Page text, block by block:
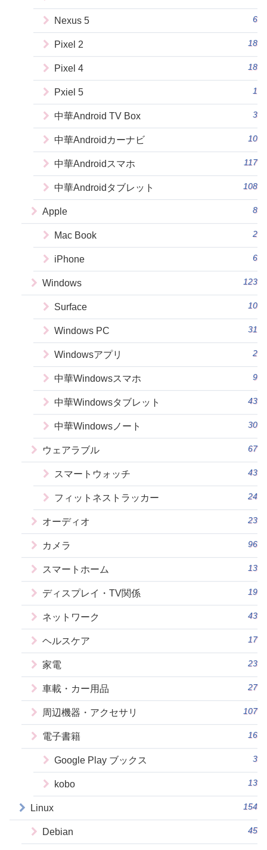
Nexus 5 6
Pixel 2 18
Pixel 4 18
Pxiel 5 1
中華Android TV Box 3
中華Androidカーナビ 10
中華Androidスマホ 117
中華Androidタブレット 108
Apple 8
Mac Book 2
iPhone 6
Windows 123
Surface 10
Windows PC 31
Windowsアプリ 2
中華Windowsスマホ 9
中華Windowsタブレット 43
中華Windowsノート 30
ウェアラブル 67
スマートウォッチ 43
フィットネストラッカー 24
オーディオ 23
カメラ 96
スマートホーム 13
ディスプレイ・TV関係 19
ネットワーク 43
ヘルスケア 17
家電 23
車載・カー用品 27
周辺機器・アクセサリ 107
電子書籍 16
Google Play ブックス 3
kobo 13
Linux 154
Debian 45